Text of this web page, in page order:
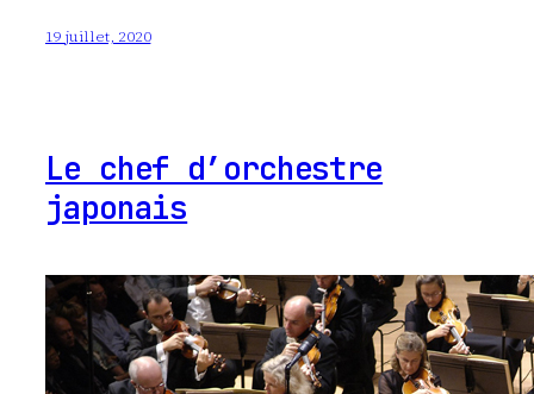
19 juillet, 2020
Le chef d’orchestre
japonais